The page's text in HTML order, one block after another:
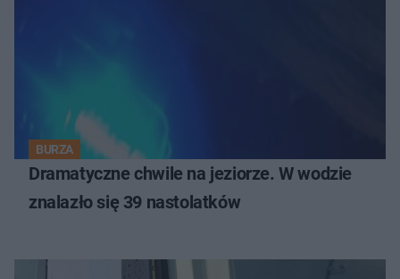
BURZA
Dramatyczne chwile na jeziorze. W wodzie
znalazło się 39 nastolatków